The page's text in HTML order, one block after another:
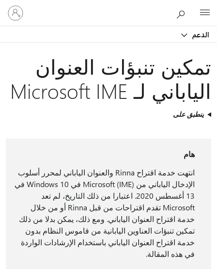
الدعم
تسجيل
الدخول
إلى
تمكين تنبؤات العنوان
الياباني لـ Microsoft IME
ينطبق على
هام
انتهت خدمة اقتراح Rinna والعنوان الياباني لمحرر أسلوب
الإدخال الياباني من Microsoft (IME) في Windows 10 في
13 أغسطس 2020. اعتبارا من ذلك التاريخ، لم تعد
Microsoft تقدم اقتراحات من قبل Rinna أو من خلال
خدمة اقتراح العنوان الياباني. ومع ذلك، يمكن بدلا من ذلك
تمكين تنبؤات العناوين اليابانية من قاموس النظام بدون
خدمة اقتراح العنوان الياباني باستخدام الإرشادات الواردة
في هذه المقالة.